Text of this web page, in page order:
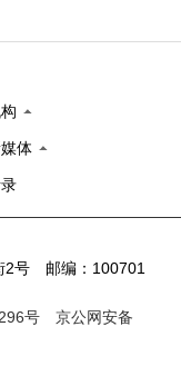
体
2号 邮编：100701
号
京公网安备